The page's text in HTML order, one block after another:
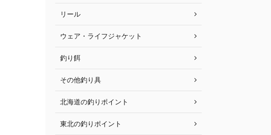
リール
ウェア・ライフジャケット
釣り餌
その他釣り具
北海道の釣りポイント
東北の釣りポイント